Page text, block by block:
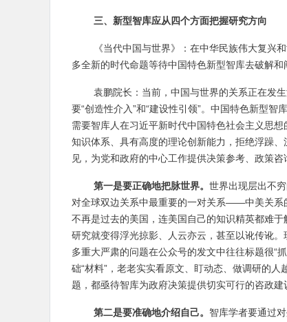
三、新型智库应从四个方面把握研究方向
《当代中国与世界》：在中华民族伟大复兴
多全新的时代命题等待中国特色新型智库去破解
袁鹏院长：当前，中国与世界的关系正在发
要“创造性介入”和“建设性引领”。中国特色新型
需要智库人在习近平新时代中国特色社会主义思
知识体系、具有高度的理论创新能力，拒绝浮躁
见，为党和政府的中心工作提供决策参考、政策
第一是要正确地把脉世界。 世界出现层出不
对全球双边关系中最重要的一对关系——中美关系
不再是过去的美国，连美国自己的知识精英都难
研究就变得浮光掠影、人云亦云，甚至以讹传讹
多重大严肃的问题在公众号的发文中往往标题很“
础“材料”，老老实实看原文、盯动态、做调研的
题，都亟待智库为政府决策提供切实可行的咨政
第二是要准确地介绍自己。 智库学者要通过